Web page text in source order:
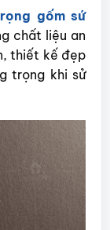
gốm sứ
chất liệu an
thiết kế đẹp
trọng khi sử